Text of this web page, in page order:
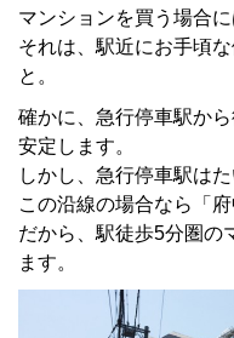
マンションを買う場合
それは、駅近にお手頃
と。
確かに、急行停車駅か
安定します。
しかし、急行停車駅は
この沿線の場合なら「
だから、駅徒歩5分圏の
ます。